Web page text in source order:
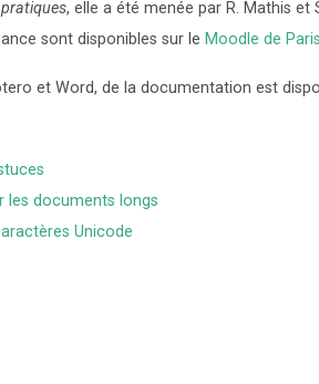
, elle a été menée par R. Mathis et
sont disponibles sur le Moodle de
et Word, de la documentation est
les documents longs
Unicode